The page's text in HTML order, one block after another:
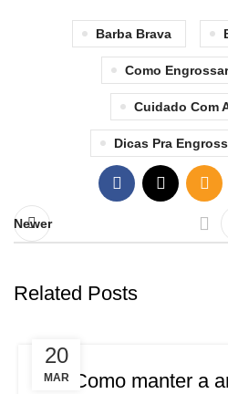
Barba Brava
Como
Cuidado Com
Dicas Pra
Newer
Related Posts
20
MAR
Como manter a